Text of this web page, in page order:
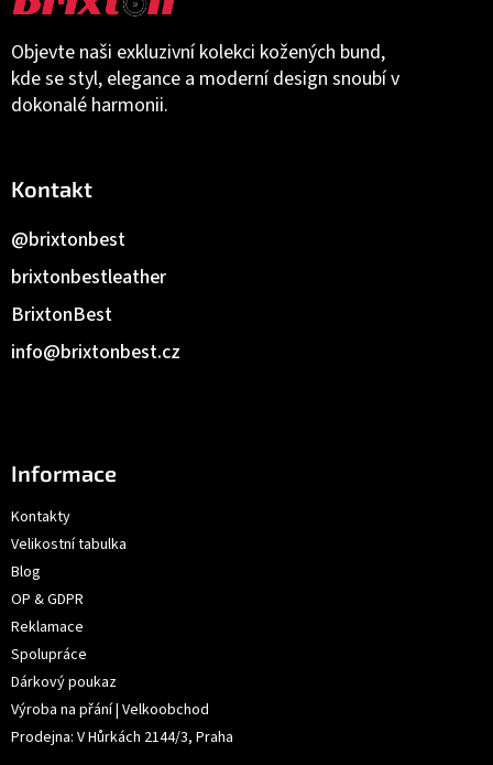
Objevte naši exkluzivní kolekci kožených bund,
kde se styl, elegance a moderní design snoubí v
dokonalé harmonii.
Kontakt
info@brixtonbest.cz
BrixtonBest
brixtonbestleather
@brixtonbest
Informace
Kontakty
Velikostní tabulka
Blog
OP & GDPR
Reklamace
Spolupráce
Dárkový poukaz
Výroba na přání | Velkoobchod
Prodejna: V Hůrkách 2144/3, Praha